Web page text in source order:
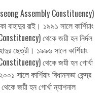
Assembly Constituency)
বাহাদুর রাই। ১৯৯১ সালে কার্শিয়াং
থেকে জয়ী হন নির্দল
ছেত্রী। ১৯৯৬ সালে কার্শিয়াং
থেকে জয়ী হন গোর্খা
সালে কার্শিয়াং বিধানসভা কেন্দ্র
জয়ী হন গোর্খা ন্যাশনাল